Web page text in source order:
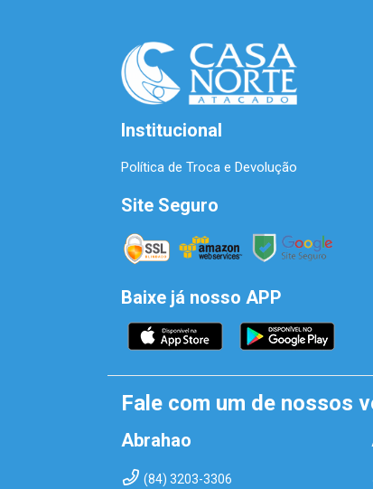
Institucional
Política de Troca e Devolução
Site Seguro
Baixe já nosso APP
Fale com um de nossos
Abrahao
(84) 3203-3306